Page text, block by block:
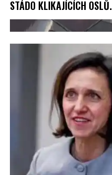
STÁDO KLIKAJÍCÍCH OSLŮ.